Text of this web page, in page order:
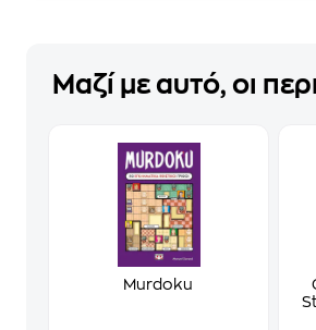
Μαζί με αυτό, οι
Murdoku